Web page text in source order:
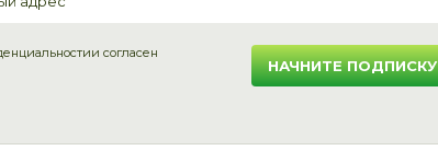
и согласен
НАЧНИТЕ ПОДПИСКУ